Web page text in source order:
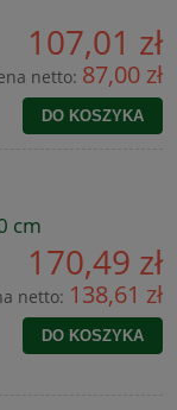
107,01 zł
netto: 87,00 zł
DO KOSZYKA
cm
170,49 zł
netto: 138,61 zł
DO KOSZYKA